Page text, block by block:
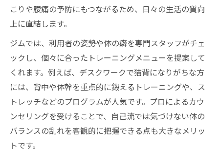
こりや腰痛の予防にもつながるため、日々の生活の質向
上に直結します。
ジムでは、利用者の姿勢や体の癖を専門スタッフがチェ
ックし、個々に合ったトレーニングメニューを提案して
くれます。例えば、デスクワークで猫背になりがちな方
には、背中や体幹を重点的に鍛えるトレーニングや、ス
トレッチなどのプログラムが人気です。プロによるカウ
ンセリングを受けることで、自己流では気づけない体の
バランスの乱れを客観的に把握できる点も大きなメリッ
トです。